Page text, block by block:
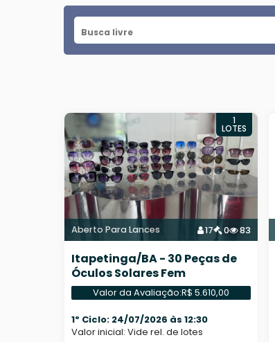
Busca livre
Aberto Para Lances 17 0 83
1
LOTES
Itapetinga/BA - 30 Peças de
Óculos Solares Fem
Valor da Avaliação:R$ 5.610,00
1º Ciclo: 24/07/2026 às 12:30
Valor inicial: Vide rel. de lotes